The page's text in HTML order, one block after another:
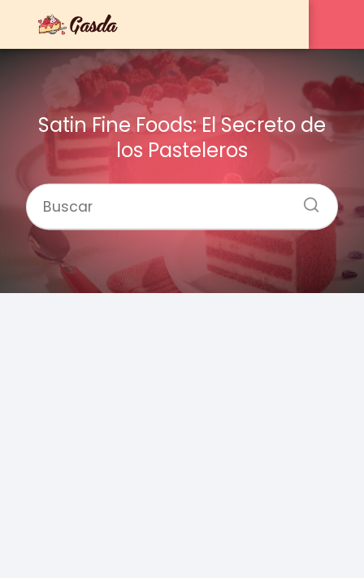
Satin Fine Foods: El Secreto de
los Pasteleros